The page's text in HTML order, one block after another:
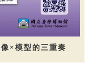
×模型的三重奏